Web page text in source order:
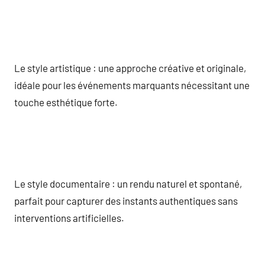
Le style artistique : une approche créative et originale,
idéale pour les événements marquants nécessitant une
touche esthétique forte.
Le style documentaire : un rendu naturel et spontané,
parfait pour capturer des instants authentiques sans
interventions artificielles.